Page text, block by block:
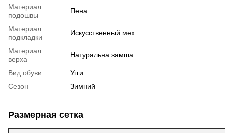
Материал
подошвы
Пена
Материал
подкладки
Искусственный мех
Материал
верха
Натуральна замша
Вид обуви
Угги
Сезон
Зимний
Размерная сетка